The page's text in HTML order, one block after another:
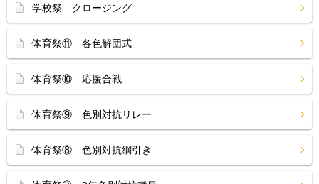
学校祭 クロージング
体育祭⑪ 各色解団式
体育祭⑩ 応援合戦
体育祭⑨ 色別対抗リレー
体育祭⑧ 色別対抗綱引き